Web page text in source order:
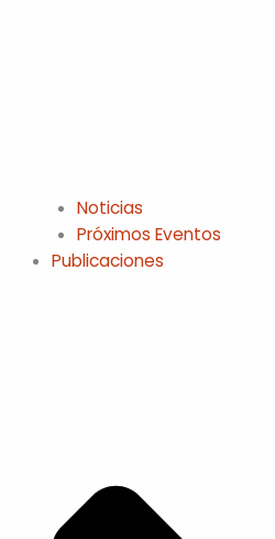
Noticias
Próximos Eventos
Publicaciones